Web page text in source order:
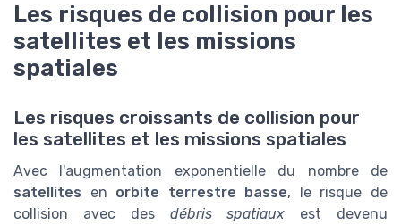
Les risques de collision pour les
satellites et les missions
spatiales
Les risques croissants de collision pour
les satellites et les missions spatiales
Avec l'augmentation exponentielle du nombre de
satellites en orbite terrestre basse, le risque de
collision avec des débris spatiaux est devenu